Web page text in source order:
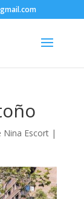
Nina Escort|